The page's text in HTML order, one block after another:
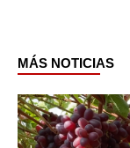
MÁS NOTICIAS
Page